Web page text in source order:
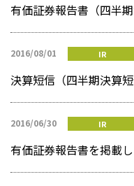
有価証券報告書（四半
2016/08/01 IR
決算短信（四半期決算
2016/06/30 IR
有価証券報告書を掲載